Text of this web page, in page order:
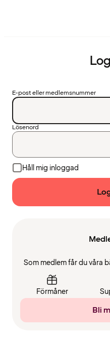
E-post eller medlemsnummer
Lösenord
Håll mig inloggad
Som medlem får du våra
Förmåner
Bli